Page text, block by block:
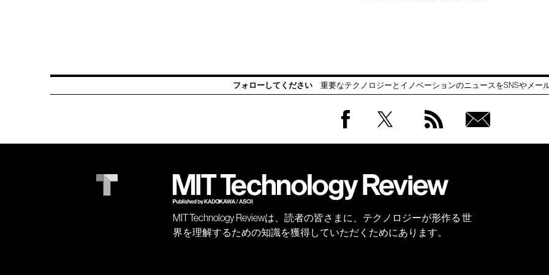
フォローしてください 重要なテクノロジーとイノベーションのニュースをSNSやメー
会員
MIT Technology Reviewは、読者の皆さまに、テクノロジーが形作る 世
界を理解するための知識を獲得していただくためにあります。